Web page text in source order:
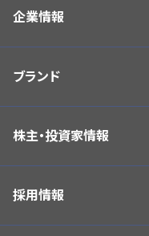
企業情報
ブランド
株主・投資家情報
採用情報